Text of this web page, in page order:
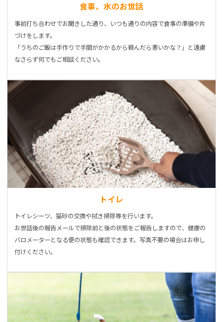
食事、水のお世話
事前打ち合わせでお聞きした通り、いつも通りの内容で食事の準備や片
づけをします。
「うちのご飯は手作りで手間がかかるから頼んだら悪いかな？」と遠慮
なさらず何でもご相談ください。
トイレ
トイレシーツ、猫砂の交換や拭き掃除等を行います。
お世話後の報告メールで掃除前と後の状態をご報告しますので、健康の
バロメーターとなる便の状態も確認できます。写真不要の場合はお申し
付けください。